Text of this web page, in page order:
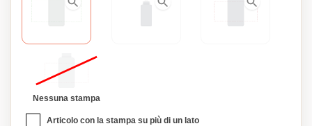
Nessuna stampa
Articolo con la stampa su più di un lato